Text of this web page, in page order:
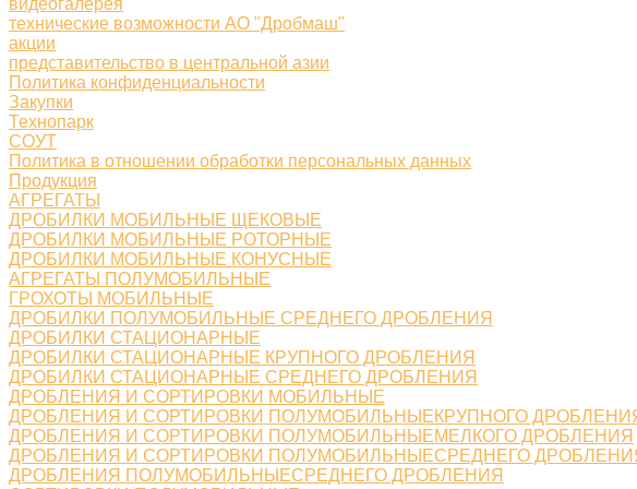
видеогалерея
технические возможности АО "Дробмаш"
акции
представительство в центральной азии
Политика конфиденциальности
Закупки
Технопарк
СОУТ
Политика в отношении обработки персональных данных
Продукция
АГРЕГАТЫ
ДРОБИЛКИ МОБИЛЬНЫЕ ЩЕКОВЫЕ
ДРОБИЛКИ МОБИЛЬНЫЕ РОТОРНЫЕ
ДРОБИЛКИ МОБИЛЬНЫЕ КОНУСНЫЕ
АГРЕГАТЫ ПОЛУМОБИЛЬНЫЕ
ГРОХОТЫ МОБИЛЬНЫЕ
ДРОБИЛКИ ПОЛУМОБИЛЬНЫЕ СРЕДНЕГО ДРОБЛЕНИЯ
ДРОБИЛКИ СТАЦИОНАРНЫЕ
ДРОБИЛКИ СТАЦИОНАРНЫЕ КРУПНОГО ДРОБЛЕНИЯ
ДРОБИЛКИ СТАЦИОНАРНЫЕ СРЕДНЕГО ДРОБЛЕНИЯ
ДРОБЛЕНИЯ И СОРТИРОВКИ МОБИЛЬНЫЕ
ДРОБЛЕНИЯ И СОРТИРОВКИ ПОЛУМОБИЛЬНЫЕКРУПНОГО
ДРОБЛЕНИЯ И СОРТИРОВКИ ПОЛУМОБИЛЬНЫЕМЕЛКОГО ДРОБЛЕНИЯ
ДРОБЛЕНИЯ И СОРТИРОВКИ ПОЛУМОБИЛЬНЫЕСРЕДНЕГО
ДРОБЛЕНИЯ ПОЛУМОБИЛЬНЫЕСРЕДНЕГО ДРОБЛЕНИЯ